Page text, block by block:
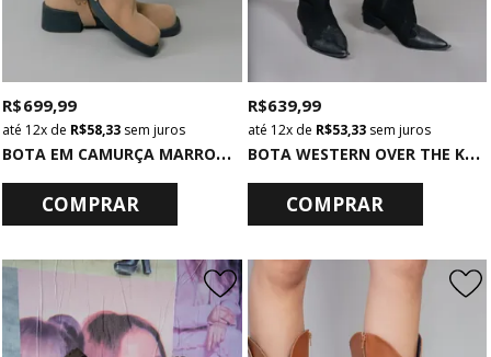
B
OTA EM CAMURÇA MARROM COM FRANJAS
R$ 699,99
12x de R$ 58,33 sem juros
COMPRAR
B
OTA WESTERN OVER THE KNEE CAMURÇA PRETA
R$ 639,99
12xde R$ 53,33sem juros
COMPRAR